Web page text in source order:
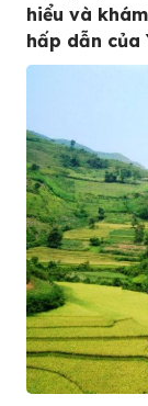
hiểu và
hấp dẫn của